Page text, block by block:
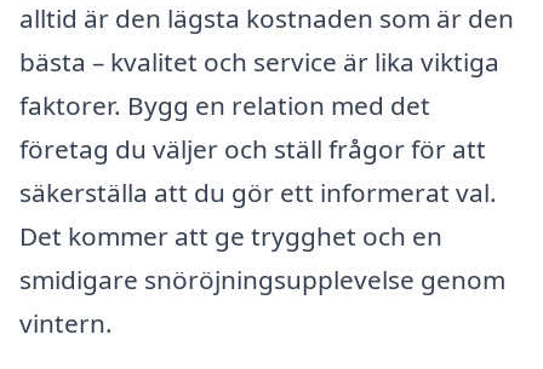
alltid är den lägsta kostnaden som är den
bästa – kvalitet och service är lika viktiga
faktorer. Bygg en relation med det
företag du väljer och ställ frågor för att
säkerställa att du gör ett informerat val.
Det kommer att ge trygghet och en
smidigare snöröjningsupplevelse genom
vintern.